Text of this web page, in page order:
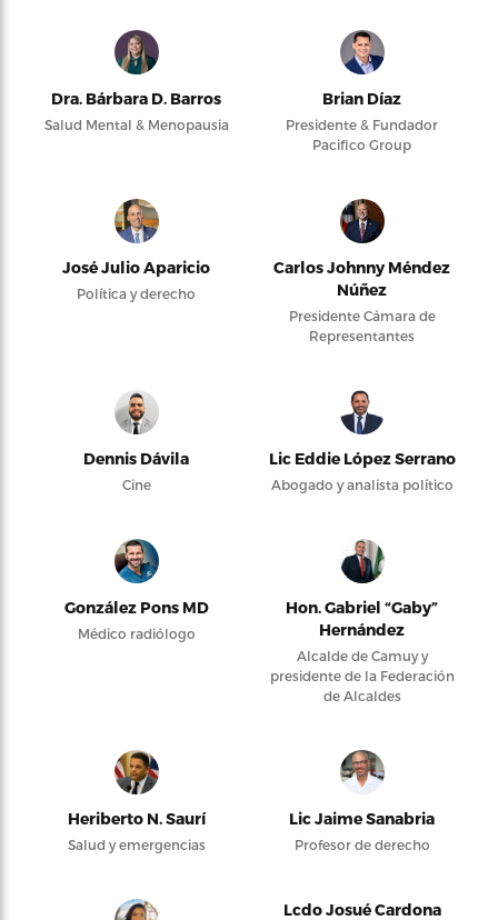
Dra. Bárbara D. Barros
Salud Mental & Menopausia
Brian Díaz
Presidente & Fundador
Pacifico Group
José Julio Aparicio
Política y derecho
Carlos Johnny Méndez
Núñez
Presidente Cámara de
Representantes
Dennis Dávila
Cine
Lic Eddie López Serrano
Abogado y analista político
González Pons MD
Médico radiólogo
Hon. Gabriel “Gaby”
Hernández
Alcalde de Camuy y
presidente de la Federación
de Alcaldes
Heriberto N. Saurí
Salud y emergencias
Lic Jaime Sanabria
Profesor de derecho
Lcdo Josué Cardona